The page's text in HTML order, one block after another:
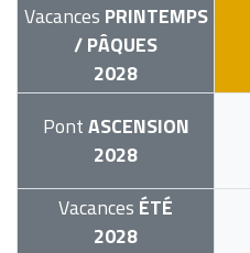
Vacances PRINTEMPS
/ PÂQUES
2028
PontASCENSION
2028
Vacances ÉTÉ
2028